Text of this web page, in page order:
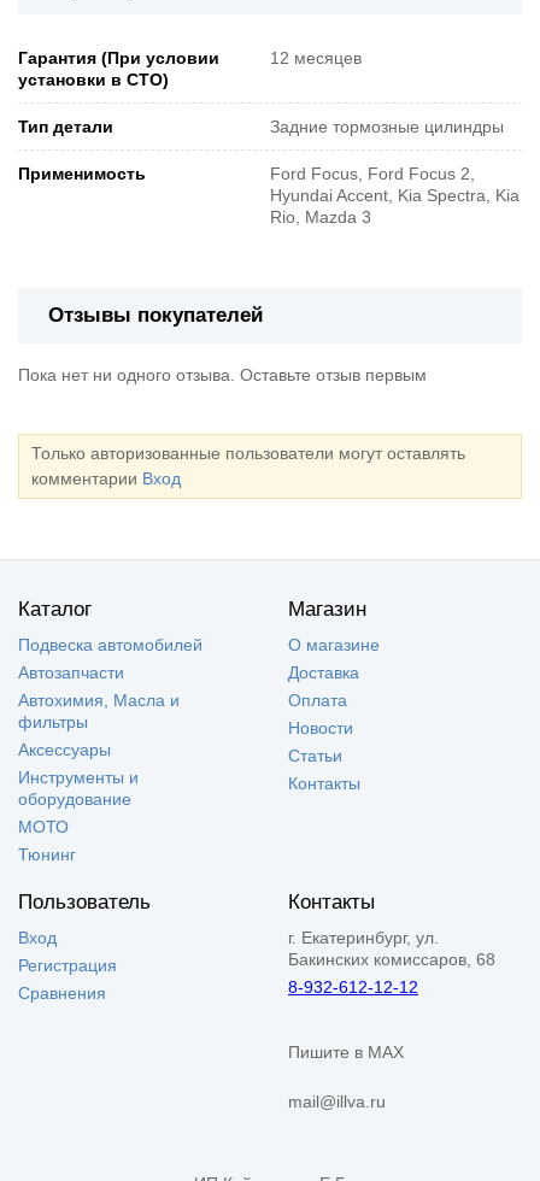
Гарантия (При условии
установки в СТО)
12 месяцев
Тип детали Задние тормозные цилиндры
Применимость
Ford Focus, Ford Focus 2,
Hyundai Accent, Kia Spectra, Kia
Rio, Mazda 3
Отзывы покупателей
Пока нет ни одного отзыва. Оставьте отзыв первым
Только авторизованные пользователи могут оставлять
комментарии Вход
Каталог
Подвеска автомобилей
Автозапчасти
Автохимия, Масла и
фильтры
Аксессуары
Инструменты и
оборудование
МОТО
Тюнинг
Магазин
О магазине
Доставка
Оплата
Новости
Статьи
Контакты
Пользователь
Вход
Регистрация
Сравнения
Контакты
г. Екатеринбург, ул.
Бакинских комиссаров, 68
8-932-612-12-12
Пишите в MAX
mail@illva.ru